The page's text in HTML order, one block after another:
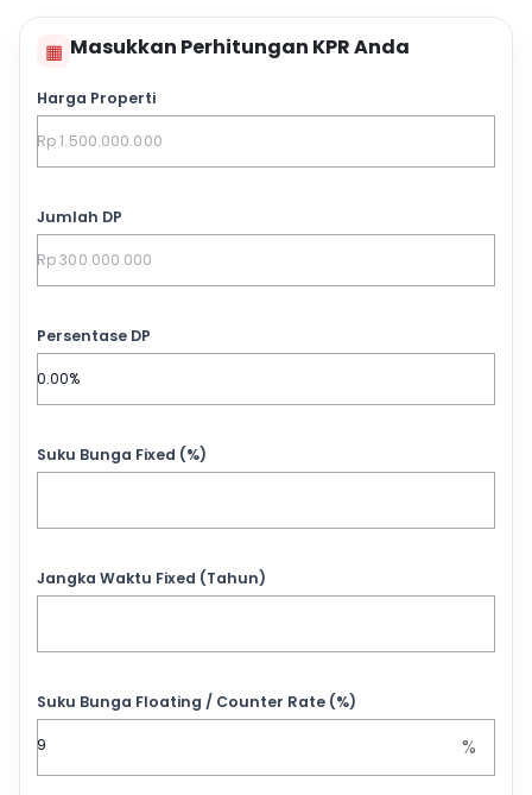
▦ Masukkan Perhitungan KPR Anda
Harga Properti
Jumlah DP
Persentase DP
Suku Bunga Fixed (%)
Jangka Waktu Fixed (Tahun)
Suku Bunga Floating / Counter Rate (%)
%